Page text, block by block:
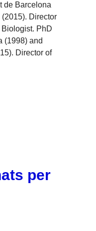
de Barcelona
(2015). Director
PhD
(1998) and
Director of
per